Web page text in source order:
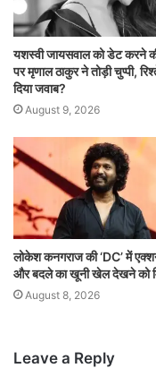
यशस्वी जायसवाल को डेट करने
पर मृणाल ठाकुर ने तोड़ी चुप्पी,
दिया जवाब?
August 9, 2026
लोकेश कनगराज की ‘DC’ में
और बदले का खूनी खेल देखने को
August 8, 2026
Leave a Reply